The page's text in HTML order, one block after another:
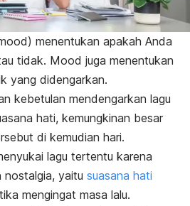
) menentukan apakah Anda
tidak. Mood juga menentukan
yang didengarkan.
kebetulan mendengarkan lagu
hati, kemungkinan besar
di kemudian hari.
lagu tertentu karena
nostalgia, yaitu suasana hati
mengingat masa lalu.